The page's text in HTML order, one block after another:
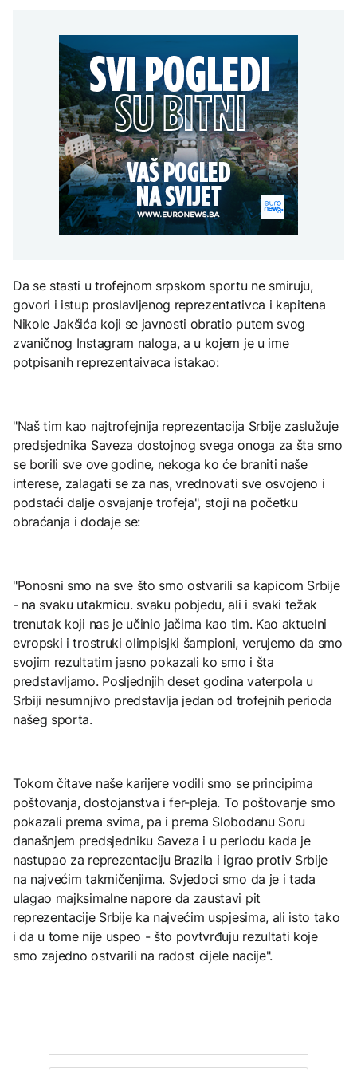
Požar kod Konjica i dalje
aktivan, gust dim
otežava gašenje iz zraka
kontrolisala više od 300
zauzimanja obale
FOKUS
Amerikanci
upozoravaju: Putin bi
mogao testirati NATO
ograničenim napadom,
najveći rizik od jeseni
KULTURA
Rat i pijesak prijete
drevnim piramidama
Meroe u Sudanu
ZANIMLJIVOSTI
Rihanna radi na novom
Da se stasti u trofejnom srpskom sportu ne smiruju,
govori i istup proslavljenog reprezentativca i kapitena
Nikole Jakšića koji se javnosti obratio putem svog
zvaničnog Instagram naloga, a u kojem je u ime
potpisanih reprezentaivaca istakao:
"Naš tim kao najtrofejnija reprezentacija Srbije zaslužuje
predsjednika Saveza dostojnog svega onoga za šta smo
se borili sve ove godine, nekoga ko će braniti naše
interese, zalagati se za nas, vrednovati sve osvojeno i
podstaći dalje osvajanje trofeja", stoji na početku
obraćanja i dodaje se:
"Ponosni smo na sve što smo ostvarili sa kapicom Srbije
- na svaku utakmicu. svaku pobjedu, ali i svaki težak
trenutak koji nas je učinio jačima kao tim. Kao aktuelni
evropski i trostruki olimpisjki šampioni, verujemo da smo
svojim rezultatim jasno pokazali ko smo i šta
predstavljamo. Posljednjih deset godina vaterpola u
Srbiji nesumnjivo predstavlja jedan od trofejnih perioda
našeg sporta.
Tokom čitave naše karijere vodili smo se principima
poštovanja, dostojanstva i fer-pleja. To poštovanje smo
pokazali prema svima, pa i prema Slobodanu Soru
današnjem predsjedniku Saveza i u periodu kada je
nastupao za reprezentaciju Brazila i igrao protiv Srbije
na najvećim takmičenjima. Svjedoci smo da je i tada
ulagao majksimalne napore da zaustavi pit
reprezentacije Srbije ka najvećim uspjesima, ali isto tako
i da u tome nije uspeo - što povtvrđuju rezultati koje
smo zajedno ostvarili na radost cijele nacije".